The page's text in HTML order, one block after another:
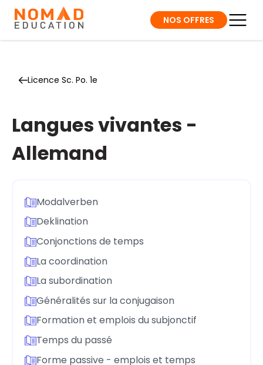
NOS OFFRES
Licence Sc. Po. 1e
Langues vivantes -
Allemand
Modalverben
Deklination
Conjonctions de temps
La coordination
La subordination
Généralités sur la conjugaison
Formation et emplois du subjonctif
Temps du passé
Forme passive - emplois et temps